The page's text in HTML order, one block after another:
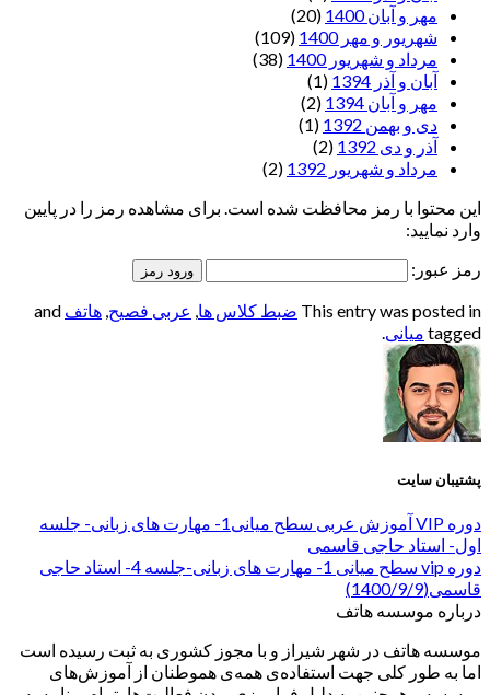
مهر و آبان 1400
(20)
شهریور و مهر 1400
(109)
مرداد و شهریور 1400
(38)
آبان و آذر 1394
(1)
مهر و آبان 1394
(2)
دی و بهمن 1392
(1)
آذر و دی 1392
(2)
مرداد و شهریور 1392
(2)
این محتوا با رمز محافظت شده است. برای مشاهده رمز را در پایین
وارد نمایید:
رمز عبور:
This entry was posted in ضبط کلاس ها, عربی فصیح, هاتف and
tagged میانی.
پشتیبان سایت
دوره VIP آموزش عربی سطح میانی1- مهارت های زبانی- جلسه
اول- استاد حاجی قاسمی
دوره vip سطح میانی 1- مهارت های زبانی-جلسه 4- استاد حاجی
قاسمی(1400/9/9)
درباره موسسه هاتف
موسسه هاتف در شهر شیراز و با مجوز کشوری به ثبت رسیده است
اما به طور کلی جهت استفاده‌ی همه‌ی هموطنان از آموزش‌های